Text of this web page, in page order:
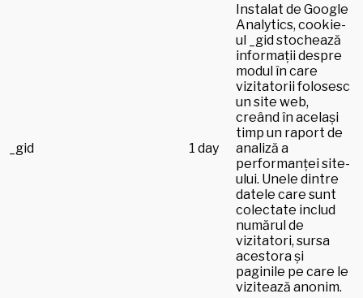
_gid 1 day
Instalat de Google
Analytics, cookie-
ul _gid stochează
informații despre
modul în care
vizitatorii folosesc
un site web,
creând în același
timp un raport de
analiză a
performanței site-
ului. Unele dintre
datele care sunt
colectate includ
numărul de
vizitatori, sursa
acestora și
paginile pe care le
vizitează anonim.